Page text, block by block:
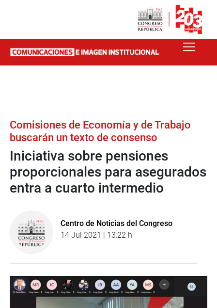
Comisiones de Economía y de Trabajo
buscarán un texto de consenso
Iniciativa sobre pensiones
proporcionales para asegurados
entra a cuarto intermedio
Centro de Noticias del Congreso
14 Jul 2021 | 13:22 h